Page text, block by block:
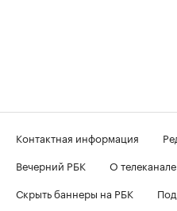
Контактная информация
Вечерний РБК
О телеканале
Скрыть баннеры на РБК